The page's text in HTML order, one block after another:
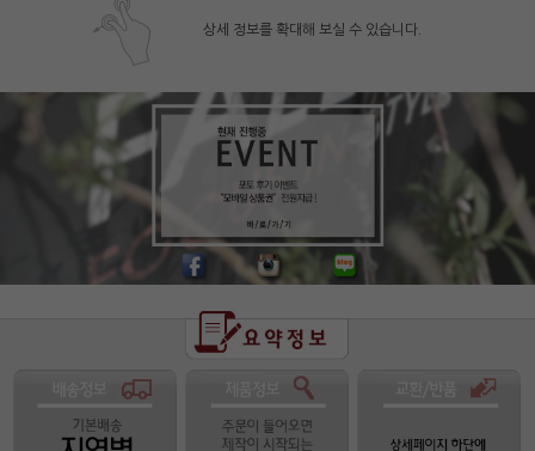
상세 정보를 확대해 보실 수 있습니다.